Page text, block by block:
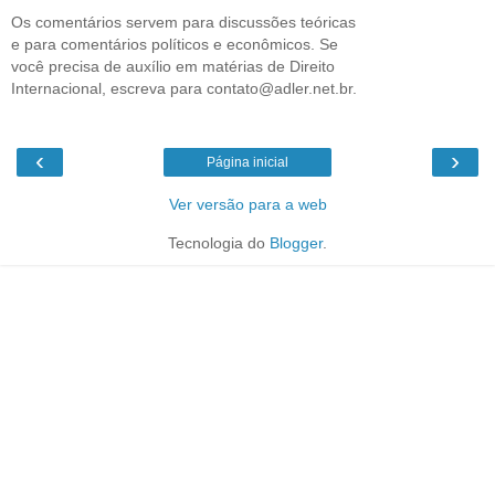
Os comentários servem para discussões teóricas
e para comentários políticos e econômicos. Se
você precisa de auxílio em matérias de Direito
Internacional, escreva para contato@adler.net.br.
‹ ›
Página inicial
Ver versão para a web
Tecnologia do Blogger.